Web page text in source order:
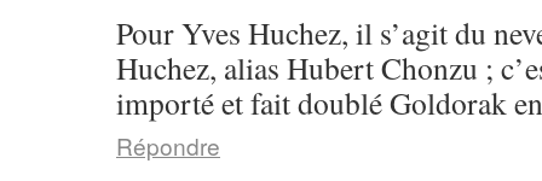
Pour Yves Huchez, il s’agit du
Huchez, alias Hubert Chonzu ;
importé et fait doublé Goldorak
Répondre